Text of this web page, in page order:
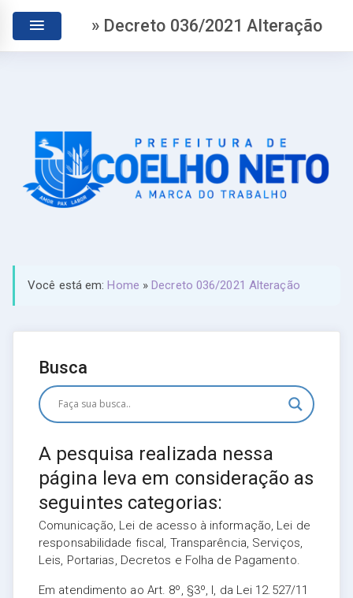
» Decreto 036/2021 Alteração
Você está em:Home »Decreto 036/2021 Alteração
Busca
A pesquisa realizada nessa
página leva em consideração as
seguintes categorias:
Comunicação, Lei de acesso à informação, Lei de
responsabilidade fiscal, Transparência, Serviços,
Leis, Portarias, Decretos e Folha de Pagamento.
Em atendimento ao Art. 8º, §3º, I, da Lei 12.527/11